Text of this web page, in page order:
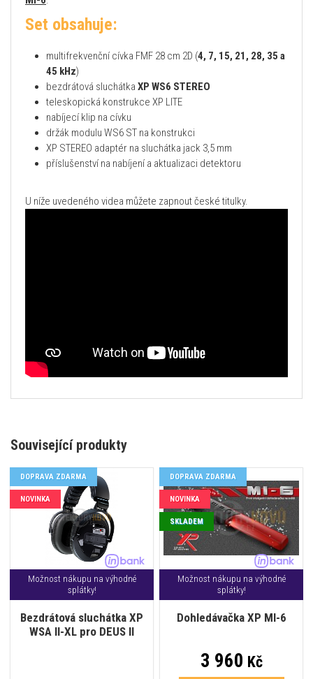
Set obsahuje:
multifrekvenční cívka FMF 28 cm 2D (4, 7, 15, 21, 28, 35 a
45 kHz)
bezdrátová sluchátka XP WS6 STEREO
teleskopická konstrukce XP LITE
nabíjecí klip na cívku
držák modulu WS6 ST na konstrukci
XP STEREO adaptér na sluchátka jack 3,5 mm
příslušenství na nabíjení a aktualizaci detektoru
U níže uvedeného videa můžete zapnout české titulky.
Související produkty
Možnost nákupu na výhodné
splátky!
Bezdrátová sluchátka XP
WSA II-XL pro DEUS II
DOPRAVA ZDARMA
NOVINKA
Možnost nákupu na výhodné
splátky!
Dohledávačka XP MI-6
DOPRAVA ZDARMA
NOVINKA
SKLADEM
3 960 Kč